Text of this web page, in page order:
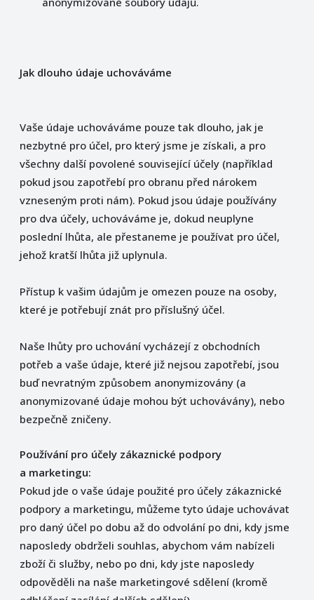
Jak dlouho údaje uchováváme
Vaše údaje uchováváme pouze tak dlouho, jak je
nezbytné pro účel, pro který jsme je získali, a pro
všechny další povolené související účely (například
pokud jsou zapotřebí pro obranu před nárokem
vzneseným proti nám). Pokud jsou údaje používány
pro dva účely, uchováváme je, dokud neuplyne
poslední lhůta, ale přestaneme je používat pro účel,
jehož kratší lhůta již uplynula.
Přístup k vašim údajům je omezen pouze na osoby,
které je potřebují znát pro příslušný účel.
Naše lhůty pro uchování vycházejí z obchodních
potřeb a vaše údaje, které již nejsou zapotřebí, jsou
buď nevratným způsobem anonymizovány (a
anonymizované údaje mohou být uchovávány), nebo
bezpečně zničeny.
Používání pro účely zákaznické podpory
a marketingu:
Pokud jde o vaše údaje použité pro účely zákaznické
podpory a marketingu, můžeme tyto údaje uchovávat
pro daný účel po dobu až do odvolání po dni, kdy jsme
naposledy obdrželi souhlas, abychom vám nabízeli
zboží či služby, nebo po dni, kdy jste naposledy
odpověděli na naše marketingové sdělení (kromě